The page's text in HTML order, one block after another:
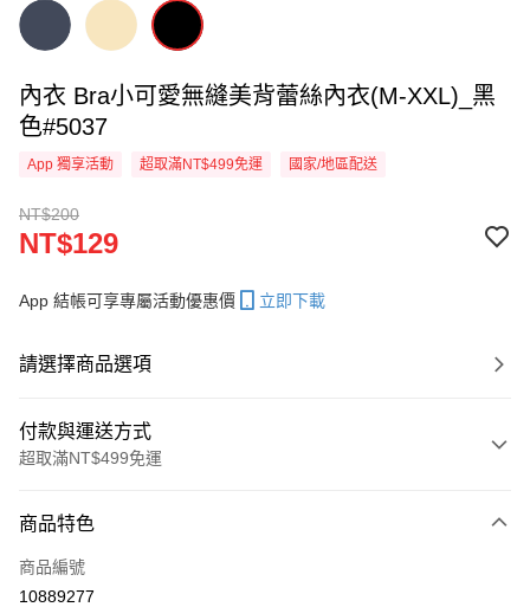
內衣 Bra小可愛無縫美背蕾絲內衣(M-XXL)_黑
色#5037
App 獨享活動 超取滿NT$499免運 國家/地區配送
NT$200
NT$129
App 結帳可享專屬活動優惠價 立即下載
請選擇商品選項
付款與運送方式
超取滿NT$499免運
信用卡一次付款
超商取貨付款
商品特色
商品編號
10889277